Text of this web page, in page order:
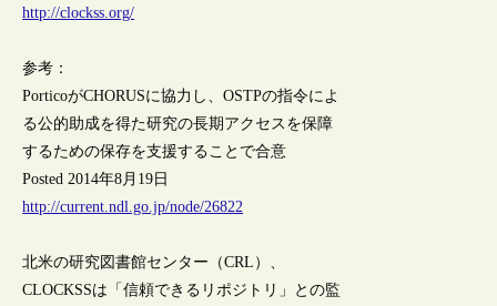
http://clockss.org/
参考：
PorticoがCHORUSに協力し、OSTPの指令によ
る公的助成を得た研究の長期アクセスを保障
するための保存を支援することで合意
Posted 2014年8月19日
http://current.ndl.go.jp/node/26822
北米の研究図書館センター（CRL）、
CLOCKSSは「信頼できるリポジトリ」との監